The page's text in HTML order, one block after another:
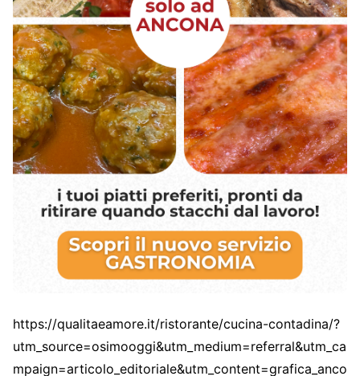
https://qualitaeamore.it/ristorante/cucina-contadina/?
utm_source=osimooggi&utm_medium=referral&utm_ca
mpaign=articolo_editoriale&utm_content=grafica_anco